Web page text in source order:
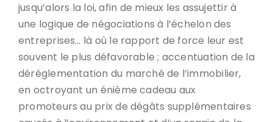
jusqu’alors la loi, afin de mieux les assujettir à
une logique de négociations à l’échelon des
entreprises… là où le rapport de force leur est
souvent le plus défavorable ; accentuation de la
déréglementation du marché de l’immobilier,
en octroyant un énième cadeau aux
promoteurs au prix de dégâts supplémentaires